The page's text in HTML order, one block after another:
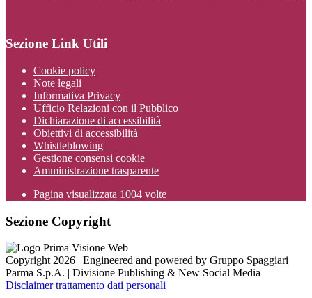
Sezione Link Utili
Cookie policy
Note legali
Informativa Privacy
Ufficio Relazioni con il Pubblico
Dichiarazione di accessibilità
Obiettivi di accessibilità
Whistleblowing
Gestione consensi cookie
Amministrazione trasparente
Pagina visualizzata 1004 volte
Sezione Copyright
Copyright 2026 | Engineered and powered by Gruppo Spaggiari
Parma S.p.A. | Divisione Publishing & New Social Media
Disclaimer trattamento dati personali